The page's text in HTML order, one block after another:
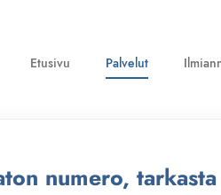
Etusivu Palvelut
numero,